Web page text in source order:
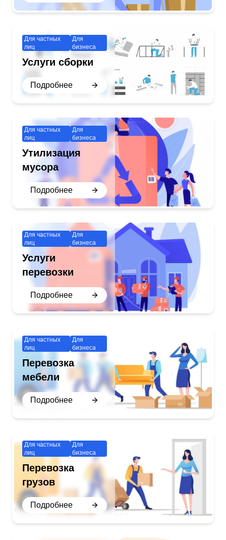
Для частных
лиц
Для
бизнеса
Услуги сборки
Подробнее
Для частных
лиц
Для
бизнеса
Утилизация
мусора
Подробнее
Для частных
лиц
Для
бизнеса
Услуги
перевозки
Подробнее
Для частных
лиц
Для
бизнеса
Перевозка
мебели
Подробнее
Для частных
лиц
Для
бизнеса
Перевозка
грузов
Подробнее